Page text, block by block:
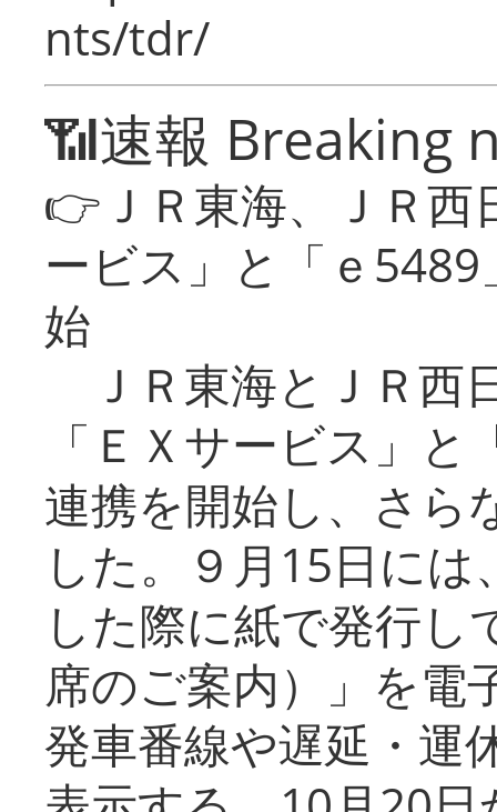
nts/tdr/
📶速報 Breaking
👉ＪＲ東海、ＪＲ
ービス」と「ｅ
始
ＪＲ東海とＪＲ西
「ＥＸサービス」
連携を開始し、さら
した。９月15日に
した際に紙で発行し
席のご案内）」を電
発車番線や遅延・運